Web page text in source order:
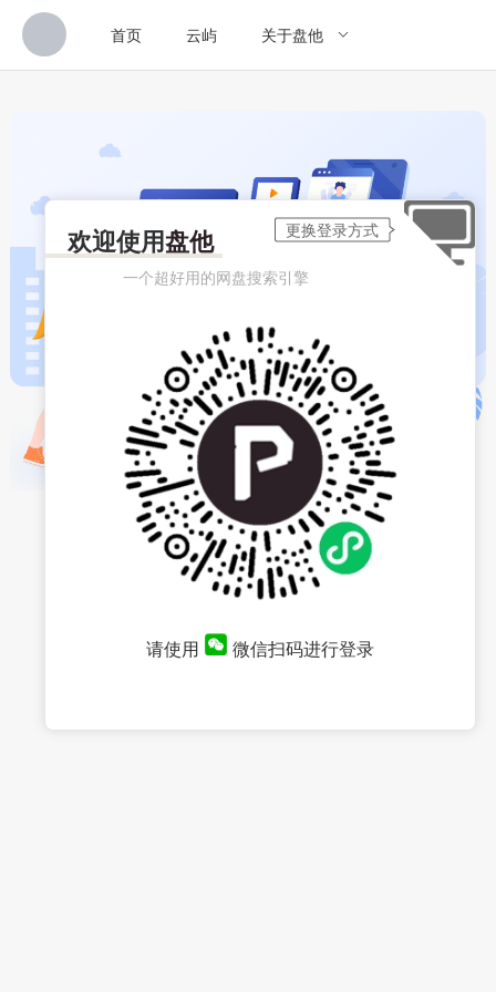
首页 云屿 关于盘他
欢迎使用盘他
一个超好用的网盘搜索引擎
请使用 微信扫码进行登录